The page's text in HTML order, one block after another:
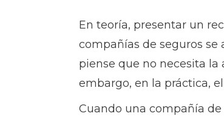
En teoría, presentar un
compañías de seguros se
piense que no necesita la
embargo, en la práctica,
Cuando una compañía